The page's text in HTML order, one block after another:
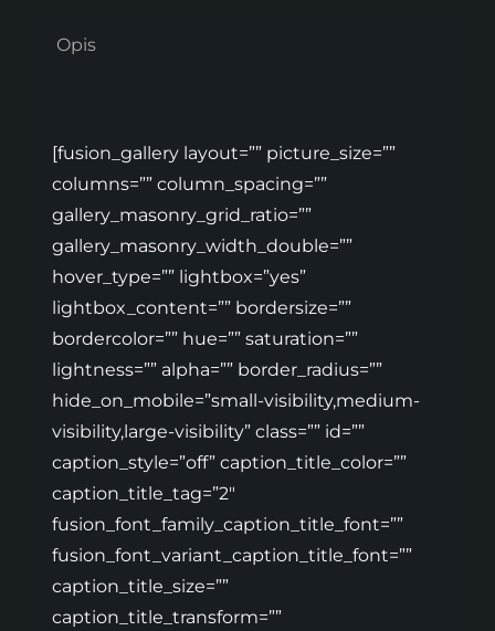
Opis
[fusion_gallery layout=”” picture_size=””
columns=”” column_spacing=””
gallery_masonry_grid_ratio=””
gallery_masonry_width_double=””
hover_type=”” lightbox=”yes”
lightbox_content=”” bordersize=””
bordercolor=”” hue=”” saturation=””
lightness=”” alpha=”” border_radius=””
hide_on_mobile=”small-visibility,medium-
visibility,large-visibility” class=”” id=””
caption_style=”off” caption_title_color=””
caption_title_tag=”2″
fusion_font_family_caption_title_font=””
fusion_font_variant_caption_title_font=””
caption_title_size=””
caption_title_transform=””